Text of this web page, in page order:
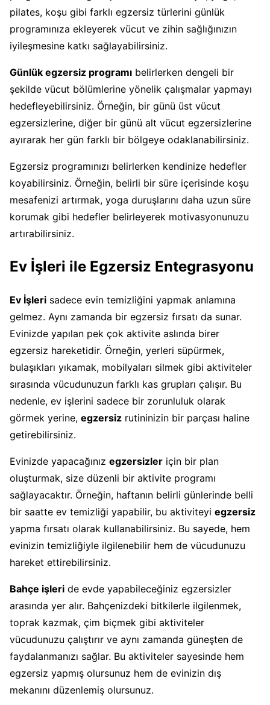
pilates, koşu gibi farklı egzersiz türlerini günlük
programınıza ekleyerek vücut ve zihin sağlığınızın
iyileşmesine katkı sağlayabilirsiniz.
Günlük egzersiz programı belirlerken dengeli bir
şekilde vücut bölümlerine yönelik çalışmalar yapmayı
hedefleyebilirsiniz. Örneğin, bir günü üst vücut
egzersizlerine, diğer bir günü alt vücut egzersizlerine
ayırarak her gün farklı bir bölgeye odaklanabilirsiniz.
Egzersiz programınızı belirlerken kendinize hedefler
koyabilirsiniz. Örneğin, belirli bir süre içerisinde koşu
mesafenizi artırmak, yoga duruşlarını daha uzun süre
korumak gibi hedefler belirleyerek motivasyonunuzu
artırabilirsiniz.
Ev İşleri ile Egzersiz Entegrasyonu
Ev İşleri sadece evin temizliğini yapmak anlamına
gelmez. Aynı zamanda bir egzersiz fırsatı da sunar.
Evinizde yapılan pek çok aktivite aslında birer
egzersiz hareketidir. Örneğin, yerleri süpürmek,
bulaşıkları yıkamak, mobilyaları silmek gibi aktiviteler
sırasında vücudunuzun farklı kas grupları çalışır. Bu
nedenle, ev işlerini sadece bir zorunluluk olarak
görmek yerine, egzersiz rutininizin bir parçası haline
getirebilirsiniz.
Evinizde yapacağınız egzersizler için bir plan
oluşturmak, size düzenli bir aktivite programı
sağlayacaktır. Örneğin, haftanın belirli günlerinde belli
bir saatte ev temizliği yapabilir, bu aktiviteyi egzersiz
yapma fırsatı olarak kullanabilirsiniz. Bu sayede, hem
evinizin temizliğiyle ilgilenebilir hem de vücudunuzu
hareket ettirebilirsiniz.
Bahçe işleri de evde yapabileceğiniz egzersizler
arasında yer alır. Bahçenizdeki bitkilerle ilgilenmek,
toprak kazmak, çim biçmek gibi aktiviteler
vücudunuzu çalıştırır ve aynı zamanda güneşten de
faydalanmanızı sağlar. Bu aktiviteler sayesinde hem
egzersiz yapmış olursunuz hem de evinizin dış
mekanını düzenlemiş olursunuz.